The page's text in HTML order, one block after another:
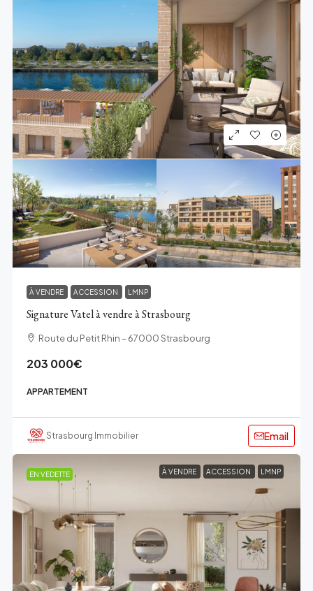
À VENDRE ACCESSION LMNP
Signature Vatel à vendre à Strasbourg
Route du Petit Rhin – 67000 Strasbourg
203 000€
APPARTEMENT
Strasbourg Immobilier Email
EN VEDETTE À VENDRE ACCESSION LMNP